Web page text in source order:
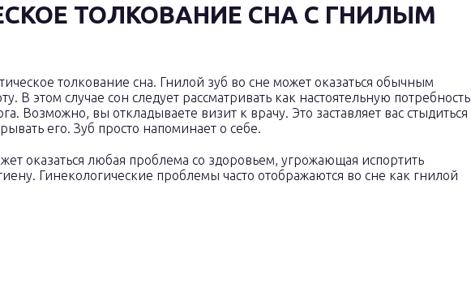
ТОЛКОВАНИЕ СНА С ГНИЛЫМ
толкование сна. Гнилой зуб во сне может оказаться обычным
В этом случае сон следует рассматривать как настоятельную потребность
Возможно, вы откладываете визит к врачу. Это заставляет вас стыдиться
его. Зуб просто напоминает о себе.
оказаться любая проблема со здоровьем, угрожающая испортить
Гинекологические проблемы часто отображаются во сне как гнилой